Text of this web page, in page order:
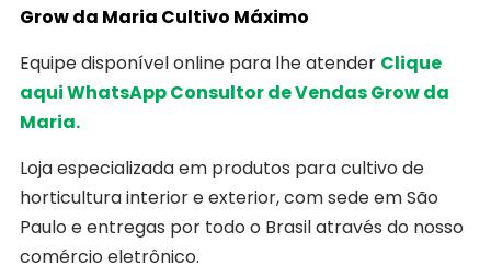
Grow da Maria Cultivo Máximo
Equipe disponível online para lhe atender Clique
aqui WhatsApp Consultor de Vendas Grow da
Maria.
Loja especializada em produtos para cultivo de
horticultura interior e exterior, com sede em São
Paulo e entregas por todo o Brasil através do nosso
comércio eletrônico.